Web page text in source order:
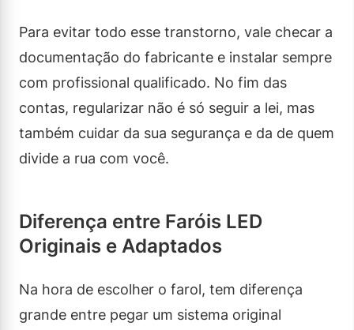
Para evitar todo esse transtorno, vale checar a
documentação do fabricante e instalar sempre
com profissional qualificado. No fim das
contas, regularizar não é só seguir a lei, mas
também cuidar da sua segurança e da de quem
divide a rua com você.
Diferença entre Faróis LED
Originais e Adaptados
Na hora de escolher o farol, tem diferença
grande entre pegar um sistema original